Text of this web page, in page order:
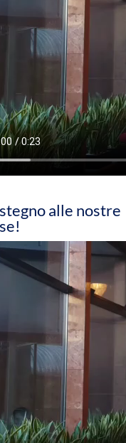
alle nostre